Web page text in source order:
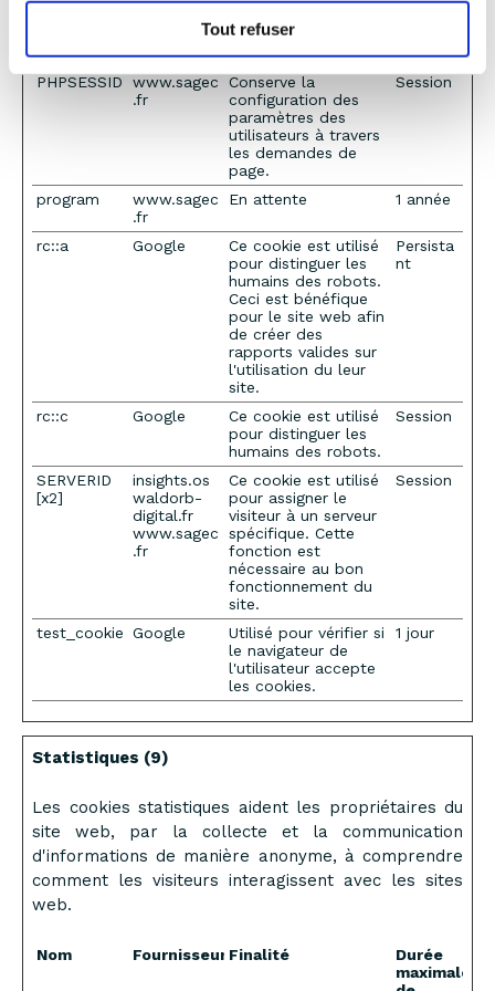
Tout refuser
que le site puisse
être correctement
formaté.
PHPSESSID
www.sagec
.fr
Conserve la
configuration des
paramètres des
utilisateurs à travers
les demandes de
page.
Session
program
www.sagec
.fr
En attente 1 année
rc::a Google
Ce cookie est utilisé
pour distinguer les
humains des robots.
Ceci est bénéfique
pour le site web afin
de créer des
rapports valides sur
l'utilisation du leur
site.
Persista
nt
rc::c Google
Ce cookie est utilisé
pour distinguer les
humains des robots.
Session
SERVERID
[x2]
insights.os
waldorb-
digital.fr
www.sagec
.fr
Ce cookie est utilisé
pour assigner le
visiteur à un serveur
spécifique. Cette
fonction est
nécessaire au bon
fonctionnement du
site.
Session
test_cookie Google
Utilisé pour vérifier si
le navigateur de
l'utilisateur accepte
les cookies.
1 jour
Statistiques (9)
Les cookies statistiques aident les propriétaires du
site web, par la collecte et la communication
d'informations de manière anonyme, à comprendre
comment les visiteurs interagissent avec les sites
web.
Nom Fournisseur Finalité
Durée
maximale